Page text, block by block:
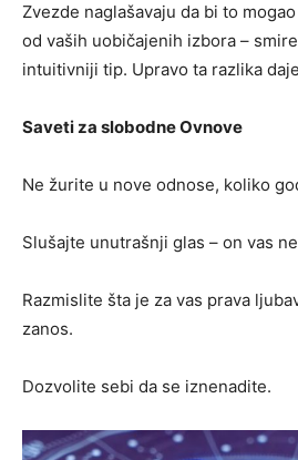
Zvezde naglašavaju da bi to
od vaših uobičajenih izbora –
intuitivniji tip. Upravo ta razlika
Saveti za slobodne Ovnove
Ne žurite u nove odnose, koliko
Slušajte unutrašnji glas – on vas
Razmislite šta je za vas prava
zanos.
Dozvolite sebi da se iznenadite.